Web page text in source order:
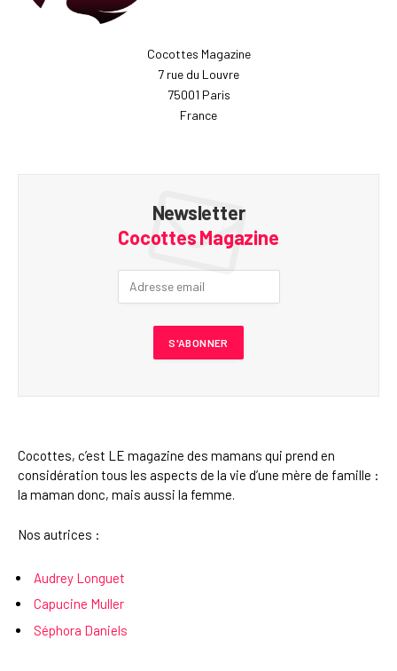
Cocottes Magazine
7 rue du Louvre
75001 Paris
France
Newsletter
Cocottes Magazine
Cocottes, c’est LE magazine des mamans qui prend en
considération tous les aspects de la vie d’une mère de famille :
la maman donc, mais aussi la femme.
Nos autrices :
Audrey Longuet
Capucine Muller
Séphora Daniels